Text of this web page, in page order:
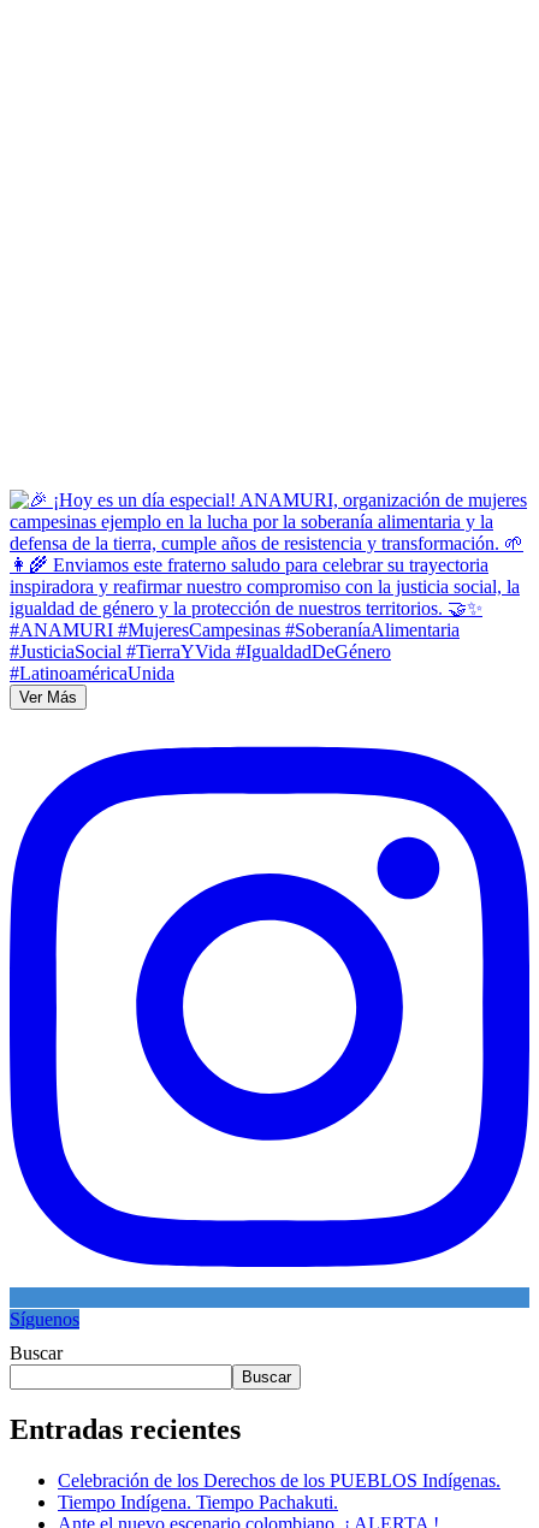
Ver Más
Síguenos
Buscar
Buscar
Entradas recientes
Celebración de los Derechos de los PUEBLOS Indígenas.
Tiempo Indígena. Tiempo Pachakuti.
Ante el nuevo escenario colombiano. ¡ ALERTA !